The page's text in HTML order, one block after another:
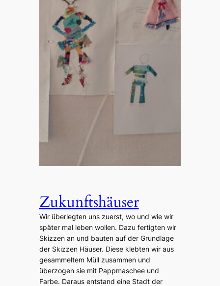
Zukunftshäuser
Wir überlegten uns zuerst, wo und wie wir
später mal leben wollen. Dazu fertigten wir
Skizzen an und bauten auf der Grundlage
der Skizzen Häuser. Diese klebten wir aus
gesammeltem Müll zusammen und
überzogen sie mit Pappmaschee und
Farbe. Daraus entstand eine Stadt der